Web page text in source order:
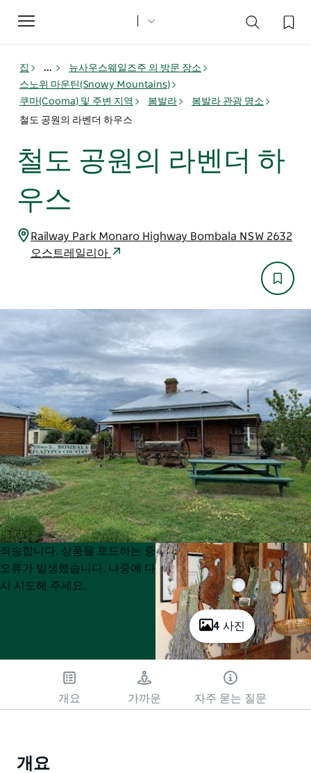
Toggle
navigation
집 ...
뉴사우스웨일즈주 의 방문 장소
스노위 마운틴(Snowy Mountains)
쿠마(Cooma) 및 주변 지역
봄발라
봄발라 관광 명소
철도 공원의 라벤더 하우스
철도 공원의 라벤더 하
우스
Railway Park Monaro Highway Bombala NSW 2632
오스트레일리아
4 사진
Product
List
Product
List
죄송합니다. 상품을 로드하는 중
오류가 발생했습니다. 나중에 다
시 시도해 주세요.
개요 가까운 자주 묻는 질문
개요